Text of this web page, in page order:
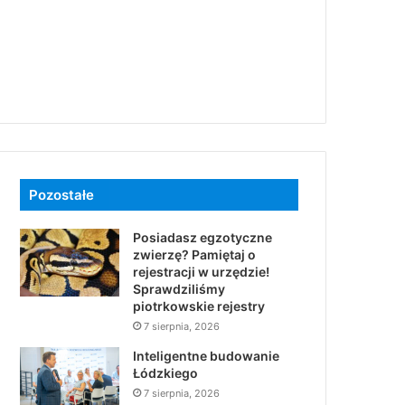
Pozostałe
Posiadasz egzotyczne
zwierzę? Pamiętaj o
rejestracji w urzędzie!
Sprawdziliśmy
piotrkowskie rejestry
7 sierpnia, 2026
Inteligentne budowanie
Łódzkiego
7 sierpnia, 2026